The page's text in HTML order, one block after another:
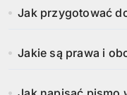
Jak przygotować
Jakie są prawa i